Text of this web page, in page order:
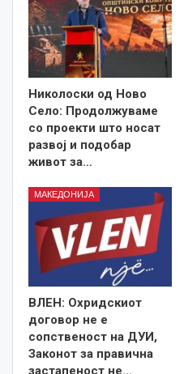
Николоски од Ново
Село: Продолжуваме
со проекти што носат
развој и подобар
живот за…
МАКЕДОНИЈА
ВЛЕН: Охридскиот
договор не е
сопственост на ДУИ,
Законот за правична